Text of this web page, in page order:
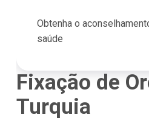
Obtenha o
saúde
Fixação de
Turquia